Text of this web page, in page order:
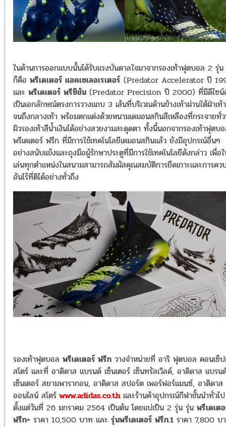
ในด้านการออกแบบนั้นได้รับแรงบันดาลใจมาจากรองเท้าฟุตบอล 2 รุ่
ก็คือ พรีเดเตอร์ แอคเซเลอเรเตอร์ (Predator Accelerator ปี
และ พรีเดเตอร์ พรีซิชัน (Predator Precision ปี 2000) ที่มีดีไซ
เป็นเอกลักษณ์ตรงการวางแถบ 3 เส้นที่บริเวณด้านข้างเท้าผ่านใต้ฝ่าเท้
จนถึงกลางเท้า พร้อมตกแต่งด้วยหนามเดมอนสกินสีเหลืองที่กระจายทั่
ผิวรองเท้าสีน้ำเงินได้อย่างสวยงามสะดุดตา ทั้งนี้นอกจากรองเท้าฟุตบ
พรีเดเตอร์ ฟรีก ที่มีการใช้เทคโนโลยีเดมอนสกินแล้ว ยังมีอุปกรณ์อื่นๆ
อย่างสนับแข้งและถุงมือผู้รักษาประตูที่มีการใช้เทคโนโลยีดังกล่าว เพื่อ
เล่นทุกตำแหน่งในสนามสามารถสัมผัสคุณสมบัติการยึดเกาะและการคว
อันไร้ที่ติได้อย่างทั่วถึง
รองเท้าฟุตบอล พรีเดเตอร์ ฟรีก วางจำหน่ายที่ อาริ ฟุตบอล คอนเซ็
สโตร์ และที่ อาดิดาส แบรนด์ เซ็นเตอร์ เซ็นทรัลเวิลด์, อาดิดาส แบรน
เซ็นเตอร์ สยามพารากอน, อาดิดาส สปอร์ต เพอร์ฟอร์แมนซ์, อาดิดาส
ออนไลน์ สโตร์ www.adidas.co.th และร้านค้าอุปกรณ์กีฬาชั้นนำทั่วไป
ตั้งแต่วันที่ 26 มกราคม 2564 เป็นต้น โดยแบ่เป็น 2 รุ่น รุ่น พรีเดเต
ฟรีก+ ราคา 10,500 บาท และ รุ่นพรีเดเตอร์ ฟรีก.1 ราคา 7,800 บ